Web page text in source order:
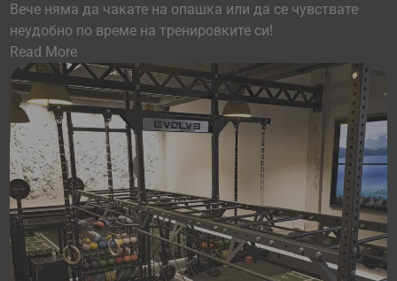
Вече няма да чакате на опашка или да се чувствате
неудобно по време на тренировките си!
Read More